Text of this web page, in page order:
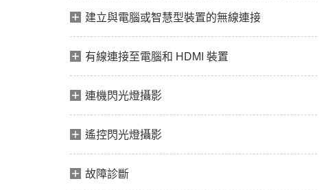
建立與電腦或智慧型裝置的無線連接
有線連接至電腦和 HDMI 裝置
連機閃光燈攝影
遙控閃光燈攝影
故障診斷